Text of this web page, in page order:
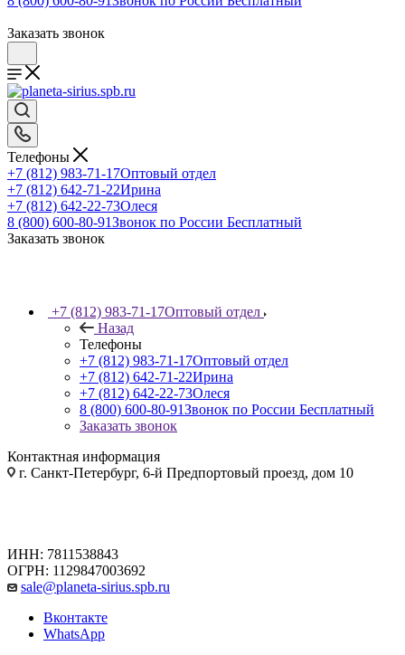
Заказать звонок
Телефоны
+7 (812) 983-71-17Оптовый отдел
+7 (812) 642-71-22Ирина
+7 (812) 642-22-73Олеся
8 (800) 600-80-91Звонок по России Бесплатный
Заказать звонок
+7 (812) 983-71-17Оптовый отдел
Назад
Телефоны
+7 (812) 983-71-17Оптовый отдел
+7 (812) 642-71-22Ирина
+7 (812) 642-22-73Олеся
8 (800) 600-80-91Звонок по России Бесплатный
Заказать звонок
Контактная информация
г. Санкт-Петербург, 6-й Предпортовый проезд, дом 10
ИНН: 7811538843
ОГРН: 1129847003692
sale@planeta-sirius.spb.ru
Вконтакте
WhatsApp